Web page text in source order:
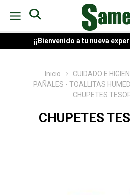
¡¡Bienvenido a tu nueva
Inicio
CUIDADO E
PAÑALES - TOALLITAS
CHUPETES
CHUPETES